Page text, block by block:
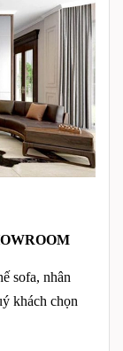
sofa, nhân
khách chọn